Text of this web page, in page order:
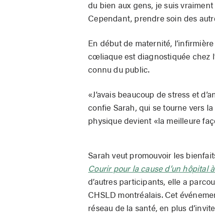
du bien aux gens, je suis
Cependant, prendre soin des
En début de maternité,
cœliaque est diagnostiquée chez
connu du public.
«J’avais beaucoup de stress et
confie Sarah, qui se tourne vers
physique devient «la meilleure
Sarah veut promouvoir les
Courir pour la cause d’un hôpital à
d’autres participants, elle a
CHSLD montréalais. Cet
réseau de la santé, en plus